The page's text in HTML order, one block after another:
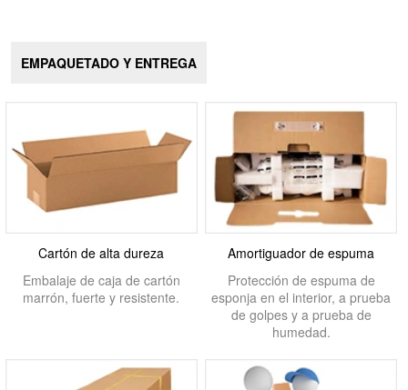
EMPAQUETADO Y ENTREGA
Cartón de alta dureza
Embalaje de caja de cartón
marrón, fuerte y resistente.
Amortiguador de espuma
Protección de espuma de
esponja en el interior, a prueba
de golpes y a prueba de
humedad.